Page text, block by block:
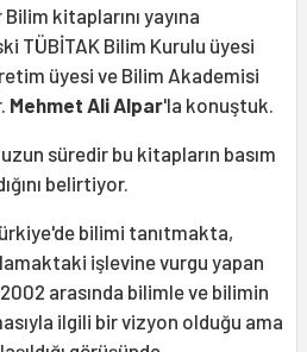
kitaplarını yayına
TÜBİTAK Bilim Kurulu üyesi
üyesi ve Bilim Akademisi
Mehmet Ali Alpar'la konuştuk.
süredir bu kitapların basım
belirtiyor.
bilimi tanıtmakta,
işlevine vurgu yapan
arasında bilimle ve bilimin
ilgili bir vizyon olduğu ama